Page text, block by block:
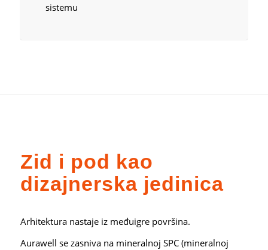
sistemu
Zid i pod kao
dizajnerska jedinica
Arhitektura nastaje iz međuigre površina.
Aurawell se zasniva na mineralnoj SPC (mineralnoj